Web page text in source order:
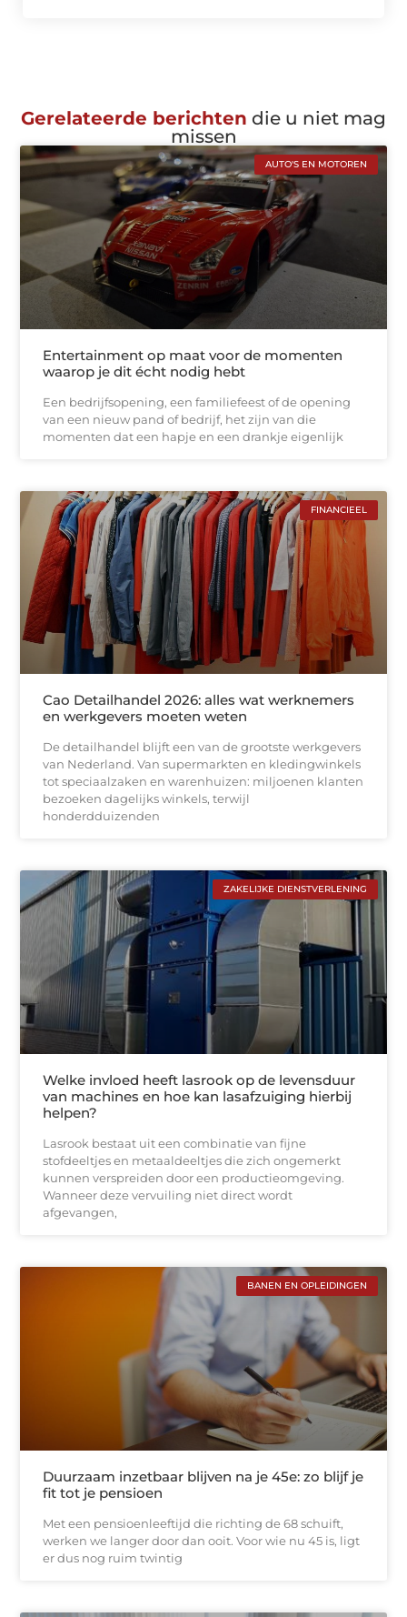
Gerelateerde berichten die u niet mag
missen
AUTO'S EN MOTOREN
Entertainment op maat voor de momenten
waarop je dit écht nodig hebt
Een bedrijfsopening, een familiefeest of de opening
van een nieuw pand of bedrijf, het zijn van die
momenten dat een hapje en een drankje eigenlijk
FINANCIEEL
Cao Detailhandel 2026: alles wat werknemers
en werkgevers moeten weten
De detailhandel blijft een van de grootste werkgevers
van Nederland. Van supermarkten en kledingwinkels
tot speciaalzaken en warenhuizen: miljoenen klanten
bezoeken dagelijks winkels, terwijl
honderdduizenden
ZAKELIJKE DIENSTVERLENING
Welke invloed heeft lasrook op de levensduur
van machines en hoe kan lasafzuiging hierbij
helpen?
Lasrook bestaat uit een combinatie van fijne
stofdeeltjes en metaaldeeltjes die zich ongemerkt
kunnen verspreiden door een productieomgeving.
Wanneer deze vervuiling niet direct wordt
afgevangen,
BANEN EN OPLEIDINGEN
Duurzaam inzetbaar blijven na je 45e: zo blijf je
fit tot je pensioen
Met een pensioenleeftijd die richting de 68 schuift,
werken we langer door dan ooit. Voor wie nu 45 is, ligt
er dus nog ruim twintig